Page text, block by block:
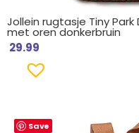
Jollein rugtasje Tiny
met oren donkerbruin
29.99
Save